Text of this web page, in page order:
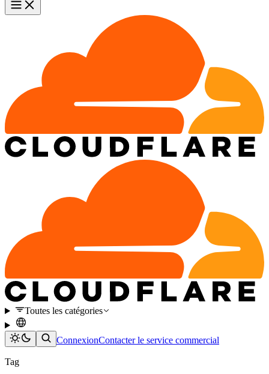
Toutes les catégories
ConnexionContacter le service commercial
Tag